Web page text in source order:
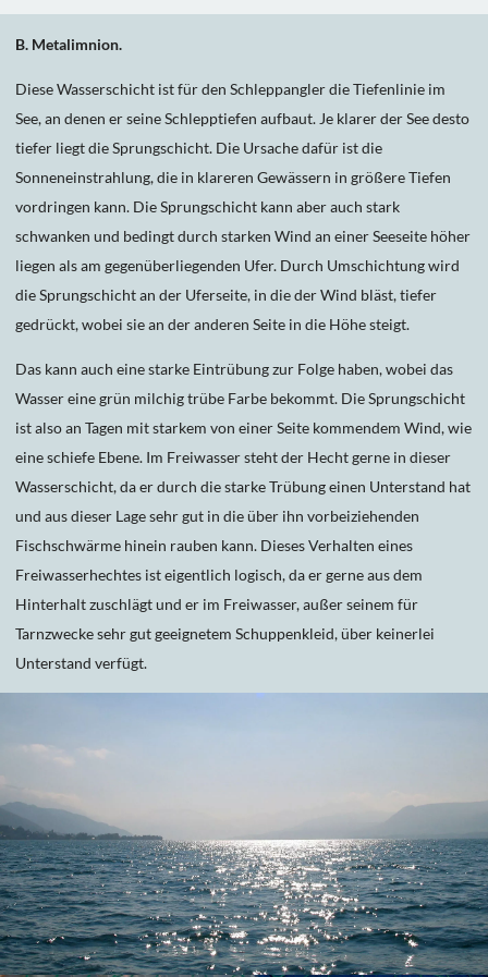
B. Metalimnion.
Diese Wasserschicht ist für den Schleppangler die Tiefenlinie im
See, an denen er seine Schlepptiefen aufbaut. Je klarer der See desto
tiefer liegt die Sprungschicht. Die Ursache dafür ist die
Sonneneinstrahlung, die in klareren Gewässern in größere Tiefen
vordringen kann. Die Sprungschicht kann aber auch stark
schwanken und bedingt durch starken Wind an einer Seeseite höher
liegen als am gegenüberliegenden Ufer. Durch Umschichtung wird
die Sprungschicht an der Uferseite, in die der Wind bläst, tiefer
gedrückt, wobei sie an der anderen Seite in die Höhe steigt.
Das kann auch eine starke Eintrübung zur Folge haben, wobei das
Wasser eine grün milchig trübe Farbe bekommt. Die Sprungschicht
ist also an Tagen mit starkem von einer Seite kommendem Wind, wie
eine schiefe Ebene. Im Freiwasser steht der Hecht gerne in dieser
Wasserschicht, da er durch die starke Trübung einen Unterstand hat
und aus dieser Lage sehr gut in die über ihn vorbeiziehenden
Fischschwärme hinein rauben kann. Dieses Verhalten eines
Freiwasserhechtes ist eigentlich logisch, da er gerne aus dem
Hinterhalt zuschlägt und er im Freiwasser, außer seinem für
Tarnzwecke sehr gut geeignetem Schuppenkleid, über keinerlei
Unterstand verfügt.